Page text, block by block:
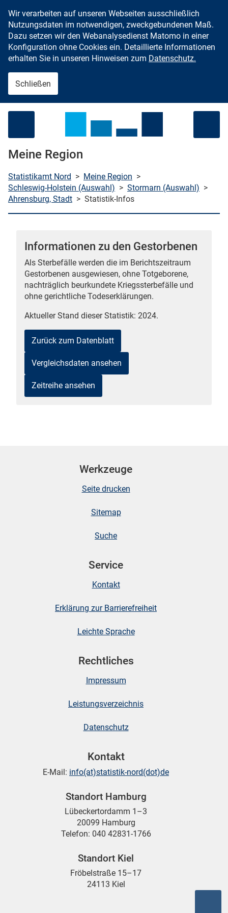
Zum Inhalt springen
Wir verarbeiten auf unseren Webseiten ausschließlich
Nutzungsdaten im notwendigen, zweckgebundenen Maß.
Dazu setzen wir den Webanalysedienst Matomo in einer
Konfiguration ohne Cookies ein. Detaillierte Informationen
erhalten Sie in unseren Hinweisen zum Datenschutz.
Schließen
Meine Region
Statistikamt Nord > Meine Region >
Schleswig-Holstein (Auswahl) > Stormarn (Auswahl) >
Ahrensburg, Stadt > Statistik-Infos
Informationen zu den Gestorbenen
Als Sterbefälle werden die im Berichtszeitraum
Gestorbenen ausgewiesen, ohne Totgeborene,
nachträglich beurkundete Kriegssterbefälle und
ohne gerichtliche Todeserklärungen.
Aktueller Stand dieser Statistik: 2024.
Zurück zum Datenblatt
Vergleichsdaten ansehen
Zeitreihe ansehen
Werkzeuge
Seite drucken
Sitemap
Suche
Service
Kontakt
Erklärung zur Barrierefreiheit
Leichte Sprache
Rechtliches
Impressum
Leistungsverzeichnis
Datenschutz
Kontakt
E-Mail: info(at)statistik-nord(dot)de
Standort Hamburg
Lübeckertordamm 1–3
20099 Hamburg
Telefon: 040 42831-1766
Standort Kiel
Fröbelstraße 15–17
24113 Kiel